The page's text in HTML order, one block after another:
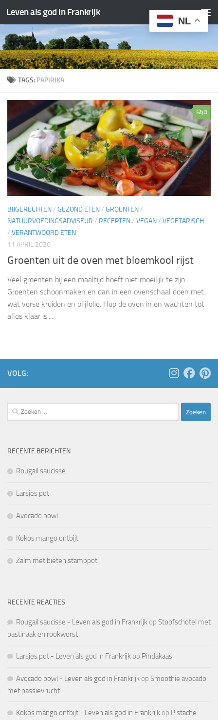
Doorgaan naar inhoud
Leven als god in Frankrijk
TAGS: PAPIRIKA
0
BIJGERECHTEN/ GEZOND ETEN/ GROENTEN/
NATUURVOEDINGSADVISEUR / RECEPTEN/ VEGAN/ VEGETARISCH
/ VERANTWOORD ETEN
11 APRIL 2020
Groenten uit de oven met bloemkool rijst
Veel groenten bij een maaltijd hoeft niet moeilijk te zijn.
Groenten schoonmaken en dan in een ovenschaal doen met
wat verse kruiden en olijfolie. Hup de oven in en wachten tot
alles klaar is....
VOLG:
Zoeken
naar:
RECENTE BERICHTEN
Rougail saucisse
Larsjes pot
Avocado bowl
Kokos mango ontbijt
Zalm met bieten stamppot
RECENTE REACTIES
Rougail saucisse - Leven als god in Frankrijk op Stoofschotel met
pastinaak en rookworst
Larsjes pot - Leven als god in Frankrijk op Pindakaas
Avocado bowl - Leven als god in Frankrijk op Smoothie avocado
met passievrucht
Kokos mango ontbijt - Leven als god in Frankrijk op Pistache
NL